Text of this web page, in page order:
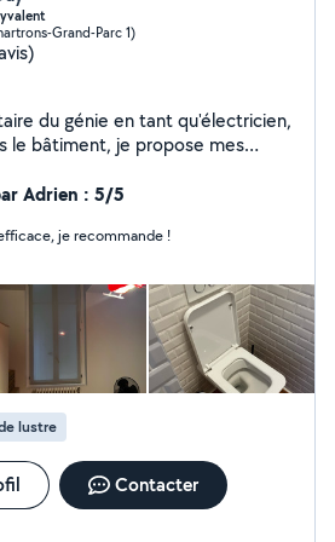
Grand-Parc 1)
du génie en tant qu'électricien,
le bâtiment, je propose mes
climatisation Ce que je
interrupteurs, luminaires,
et petites réparations
de robinet, joint,
et extérieure (machine
haute température),
-Prix transparent
- Prix
Adrien : 5/5
je recommande !
lustre
Contacter